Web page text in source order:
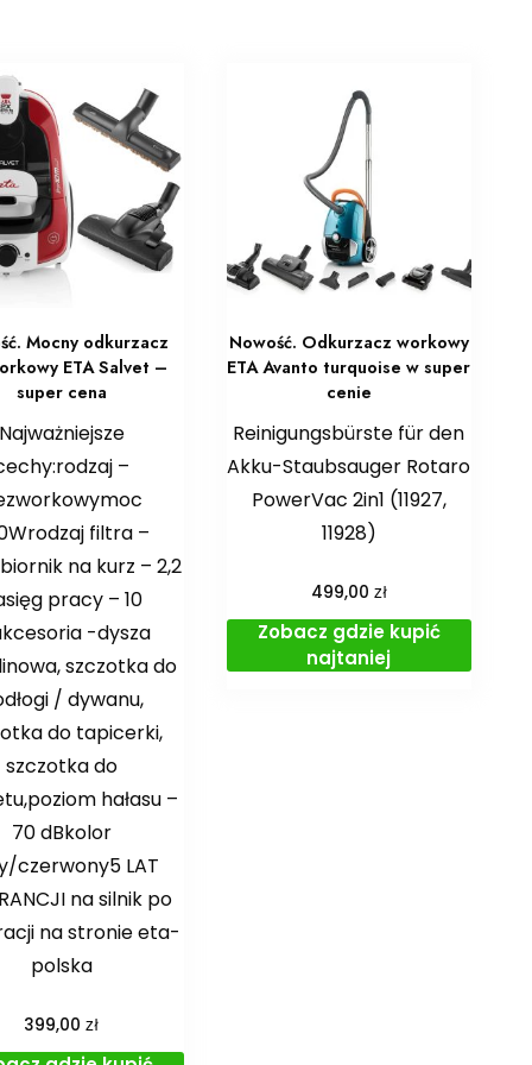
Mocny odkurzacz
ETA Salvet –
super cena
Najważniejsze
–
filtra –
na kurz – 2,2
pracy – 10
-dysza
szczotka do
/ dywanu,
do tapicerki,
szczotka do
hałasu –
70 dBkolor
czerwony5 LAT
na silnik po
na stronie eta-
polska
399,00zł
Nowość. Odkurzacz workowy
ETA Avanto turquoise w super
cenie
Reinigungsbürste für den
Akku-Staubsauger Rotaro
PowerVac 2in1 (11927,
11928)
499,00 zł
Zobacz gdzie kupić
najtaniej